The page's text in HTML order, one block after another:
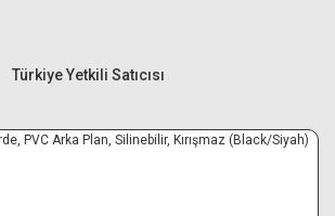
Türkiye Yetkili Satıcısı